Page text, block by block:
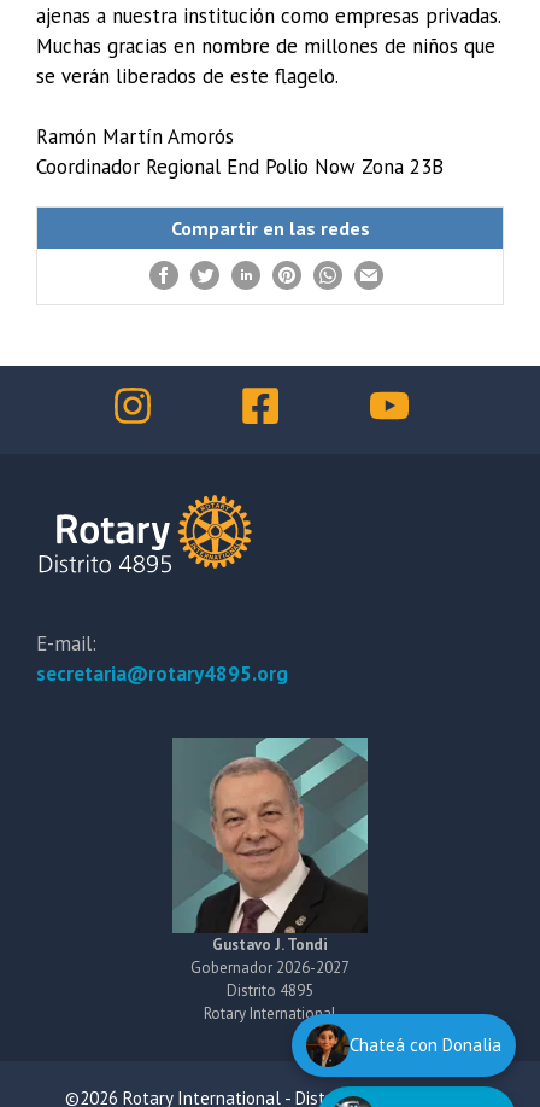
ajenas a nuestra institución como empresas privadas.
Muchas gracias en nombre de millones de niños que
se verán liberados de este flagelo.
Ramón Martín Amorós
Coordinador Regional End Polio Now Zona 23B
Compartir en las redes
E-mail:
secretaria@rotary4895.org
Gustavo J. Tondi
Gobernador 2026-2027
Distrito 4895
Rotary International
©2026 Rotary International - District 4895 All Rights
Chateá con Donalia